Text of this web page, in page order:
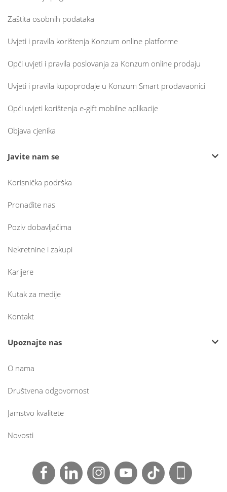
Zaštita osobnih podataka
Uvjeti i pravila korištenja Konzum online platforme
Opći uvjeti i pravila poslovanja za Konzum online prodaju
Uvjeti i pravila kupoprodaje u Konzum Smart prodavaonici
Opći uvjeti korištenja e-gift mobilne aplikacije
Objava cjenika
Javite nam se
Korisnička podrška
Pronađite nas
Poziv dobavljačima
Nekretnine i zakupi
Karijere
Kutak za medije
Kontakt
Upoznajte nas
O nama
Društvena odgovornost
Jamstvo kvalitete
Novosti